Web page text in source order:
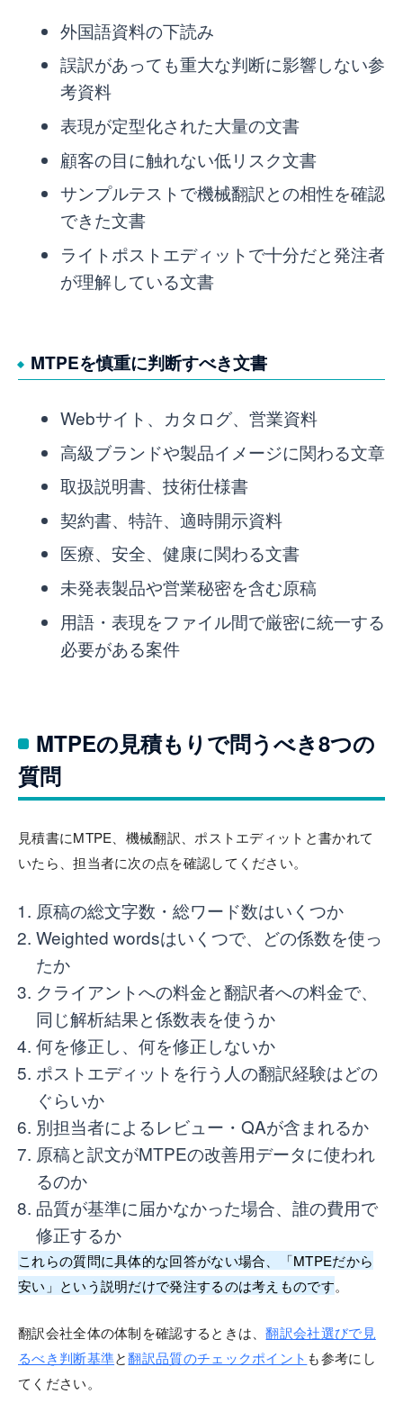
外国語資料の下読み
誤訳があっても重大な判断に影響しない参
考資料
表現が定型化された大量の文書
顧客の目に触れない低リスク文書
サンプルテストで機械翻訳との相性を確認
できた文書
ライトポストエディットで十分だと発注者
が理解している文書
MTPEを慎重に判断すべき文書
Webサイト、カタログ、営業資料
高級ブランドや製品イメージに関わる文章
取扱説明書、技術仕様書
契約書、特許、適時開示資料
医療、安全、健康に関わる文書
未発表製品や営業秘密を含む原稿
用語・表現をファイル間で厳密に統一する
必要がある案件
MTPEの見積もりで問うべき8つの
質問
見積書にMTPE、機械翻訳、ポストエディットと書かれて
いたら、担当者に次の点を確認してください。
原稿の総文字数・総ワード数はいくつか
Weighted wordsはいくつで、どの係数を使っ
たか
クライアントへの料金と翻訳者への料金で、
同じ解析結果と係数表を使うか
何を修正し、何を修正しないか
ポストエディットを行う人の翻訳経験はどの
ぐらいか
別担当者によるレビュー・QAが含まれるか
原稿と訳文がMTPEの改善用データに使われ
るのか
品質が基準に届かなかった場合、誰の費用で
修正するか
これらの質問に具体的な回答がない場合、「MTPEだから
安い」という説明だけで発注するのは考えものです。
翻訳会社全体の体制を確認するときは、翻訳会社選びで見
るべき判断基準と翻訳品質のチェックポイント も参考にし
てください。